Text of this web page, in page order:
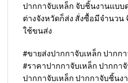
ปากกาจับเหล็ก จับชิ้นงานแบบ
ต่างจังหวัดก็ส่ง สั่งซื้อมีจำนวน
ใช้ขนส่ง
#ขายส่งปากกาจับเหล็ก ปากก
#ราคาปากกาจับเหล็ก ปากกา
ปากกาจับเหล็ก ปากกาจับชิ้นง